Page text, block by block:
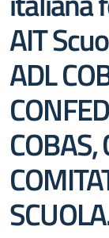
AIT
ADL
COBAS,